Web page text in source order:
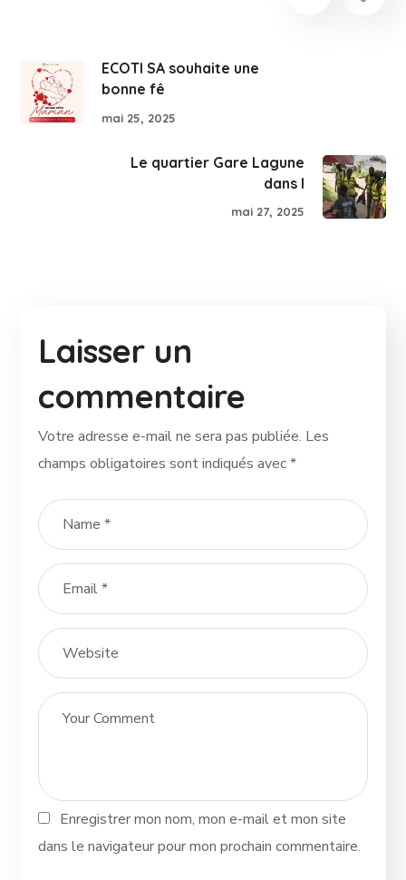
ECOTI SA souhaite une
bonne fê
mai 25, 2025
Le quartier Gare Lagune
dans l
mai 27, 2025
Laisser un
commentaire
Votre adresse e-mail ne sera pas publiée. Les
champs obligatoires sont indiqués avec*
Enregistrer mon nom, mon e-mail et mon site
dans le navigateur pour mon prochain commentaire.